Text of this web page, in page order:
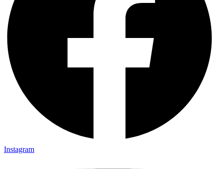
Instagram